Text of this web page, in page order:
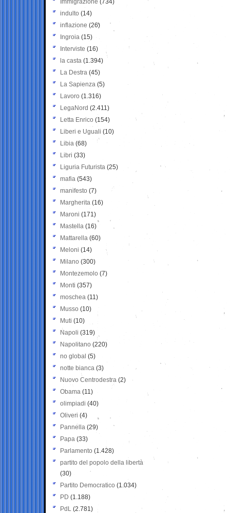
Immigrazione (734)
indulto (14)
inflazione (26)
Ingroia (15)
Interviste (16)
la casta (1.394)
La Destra (45)
La Sapienza (5)
Lavoro (1.316)
LegaNord (2.411)
Letta Enrico (154)
Liberi e Uguali (10)
Libia (68)
Libri (33)
Liguria Futurista (25)
mafia (543)
manifesto (7)
Margherita (16)
Maroni (171)
Mastella (16)
Mattarella (60)
Meloni (14)
Milano (300)
Montezemolo (7)
Monti (357)
moschea (11)
Musso (10)
Muti (10)
Napoli (319)
Napolitano (220)
no global (5)
notte bianca (3)
Nuovo Centrodestra (2)
Obama (11)
olimpiadi (40)
Oliveri (4)
Pannella (29)
Papa (33)
Parlamento (1.428)
partito del popolo della libertà
(30)
Partito Democratico (1.034)
PD (1.188)
PdL (2.781)